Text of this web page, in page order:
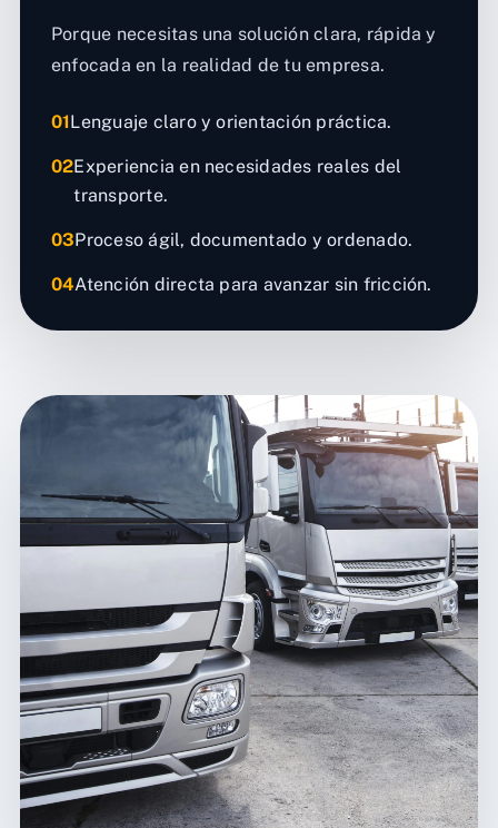
Porque necesitas una solución clara, rápida y
enfocada en la realidad de tu empresa.
01Lenguaje claro y orientación práctica.
02Experiencia en necesidades reales del
transporte.
03Proceso ágil, documentado y ordenado.
04Atención directa para avanzar sin fricción.